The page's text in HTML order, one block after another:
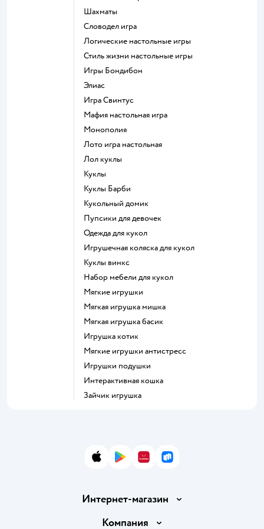
Шахматы
Словодел игра
Логические настольные игры
Стиль жизни настольные игры
Игры Бондибон
Элиас
Игра Свинтус
Мафия настольная игра
Монополия
Лото игра настольная
Лол куклы
Куклы
Куклы Барби
Кукольный домик
Пупсики для девочек
Одежда для кукол
Игрушечная коляска для кукол
Куклы винкс
Набор мебели для кукол
Мягкие игрушки
Мягкая игрушка мишка
Мягкая игрушка басик
Игрушка котик
Мягкие игрушки антистресс
Игрушки подушки
Интерактивная кошка
Зайчик игрушка
App StoreGoogle Play
AppGallery
RuStore
Интернет-магазин
Доставка и оплата
Компания